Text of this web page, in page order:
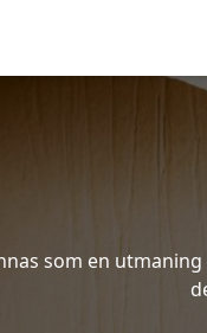
som en